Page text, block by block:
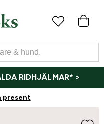
RIDHJÄLMAR* >
present